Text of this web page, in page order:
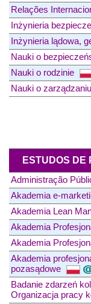
Relações
Inżynieria
Inżynieria lądowa,
Nauki o
Nauki o rodzinie
Nauki o
ESTUDOS DE
Administração
Akademia e-
Akademia Lean
Akademia
Akademia
Akademia
pozasądowe
Badanie zdarzeń
Organizacja pracy